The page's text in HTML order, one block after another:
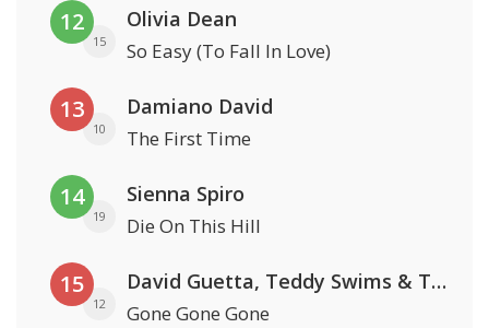
12
15
Olivia Dean
So Easy (To Fall In Love)
13
10
Damiano David
The First Time
14
19
Sienna Spiro
Die On This Hill
15
12
David Guetta, Teddy Swims & Tones And I
Gone Gone Gone